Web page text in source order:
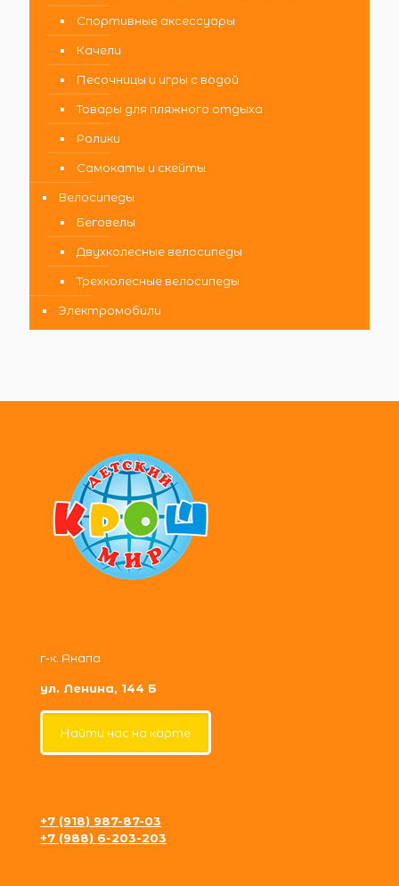
Спортивные аксессуары
Качели
Песочницы и игры с водой
Товары для пляжного отдыха
Ролики
Самокаты и скейты
Велосипеды
Беговелы
Двухколесные велосипеды
Трехколесные велосипеды
Электромобили
г-к. Анапа
ул. Ленина, 144 Б
Найти нас на карте
+7 (918) 987-87-03
+7 (988) 6-203-203